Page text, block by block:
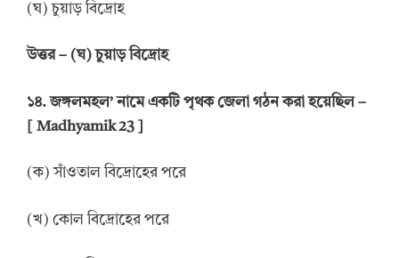
(ঘ) চুয়াড় বিদ্রোহ
উত্তর– (ঘ) চুয়াড় বিদ্রোহ
১৪. জঙ্গলমহল’ নামে একটি পৃথক জেলা গঠন করা হয়েছিল –
[ Madhyamik 23 ]
(ক) সাঁওতাল বিদ্রোহের পরে
(খ) কোল বিদ্রোহের পরে